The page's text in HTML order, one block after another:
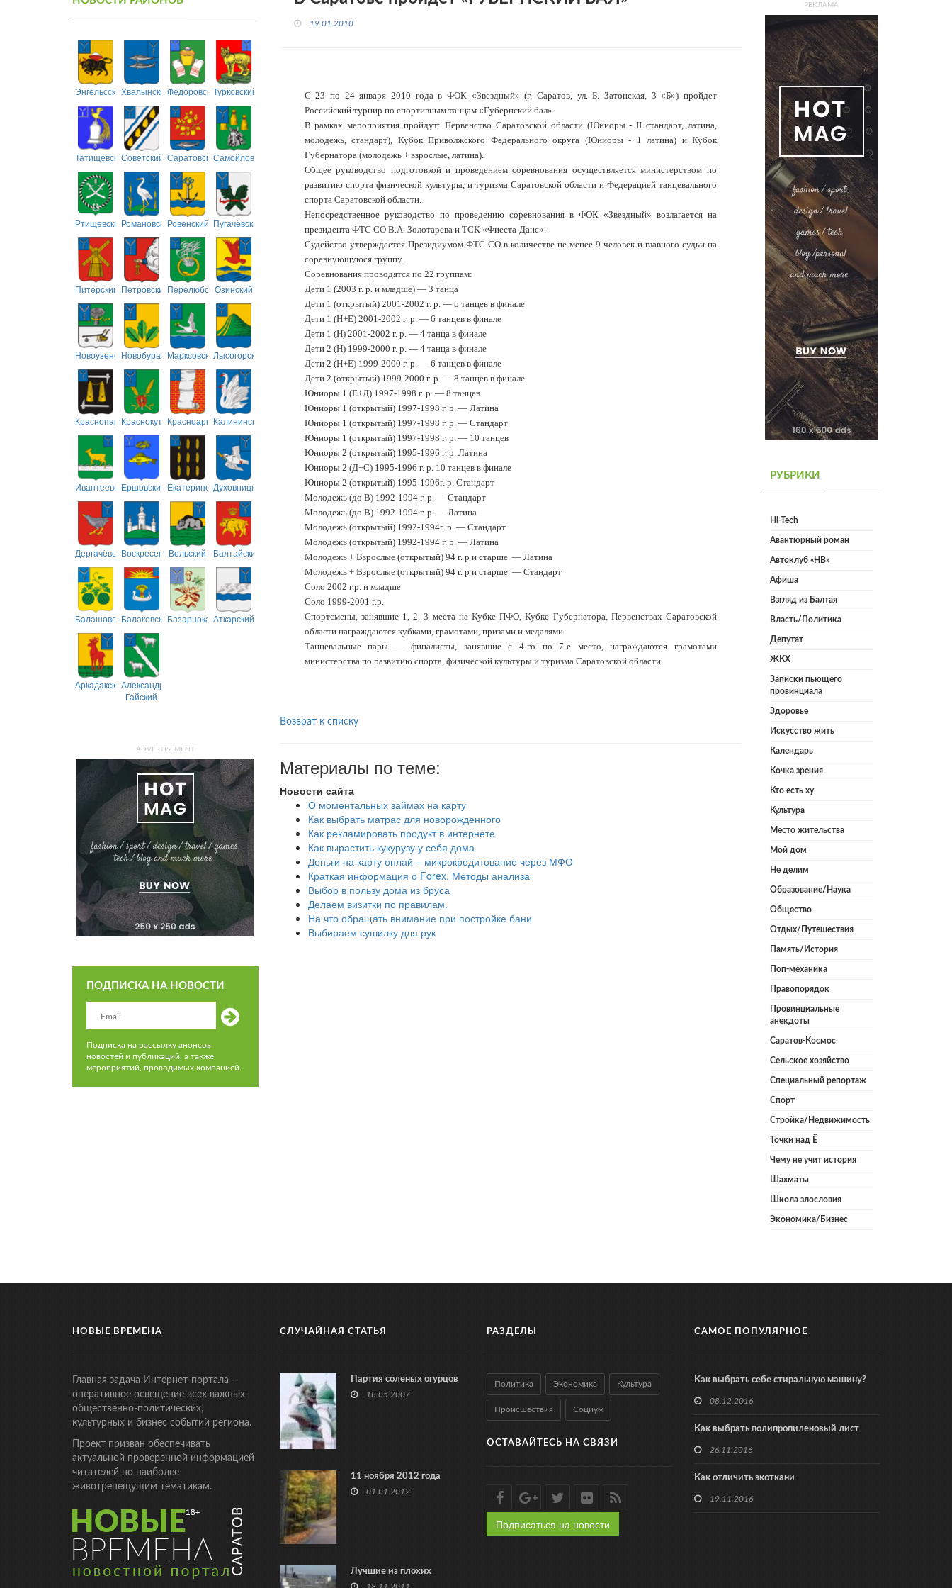
ЭнгельсскийХвалынскийФёдоровскийТурковский
ТатищевскийСоветский СаратовскийСамойловский
РтищевскийРомановскийРовенский Пугачёвский
Питерский ПетровскийПерелюбскийОзинский
НовоузенскийНовобурасскийМарксовскийЛысогорский
Краснопартизанский
КраснокутскийКрасноармейский
Калининский
ИвантеевскийЕршовский ЕкатериновскийДуховницкий
ДергачёвскийВоскресенскийВольский Балтайский
БалашовскийБалаковскийБазарнокарабулакский
Аткарский
АркадакскийАлександрово-
Гайский
ADVERTISEMENT
ПОДПИСКА НА НОВОСТИ
Подписка на рассылку анонсов
новостей и публикаций, а также
мероприятий, проводимых компанией.
19.01.2010
С 23 по 24 января 2010 года в ФОК «Звездный» (г. Саратов, ул. Б. Затонская, 3 «Б») пройдет
Российский турнир по спортивным танцам «Губернский бал».
В рамках мероприятия пройдут: Первенство Саратовской области (Юниоры - II стандарт, латина,
молодежь, стандарт), Кубок Приволжского Федерального округа (Юниоры - 1 латина) и Кубок
Губернатора (молодежь + взрослые, латина).
Общее руководство подготовкой и проведением соревнования осуществляется министерством по
развитию спорта физической культуры, и туризма Саратовской области и Федерацией танцевального
спорта Саратовской области.
Непосредственное руководство по проведению соревнования в ФОК «Звездный» возлагается на
президента ФТС СО В.А. Золотарева и ТСК «Фиеста-Данс».
Судейство утверждается Президиумом ФТС СО в количестве не менее 9 человек и главного судьи на
соревнующуюся группу.
Соревнования проводятся по 22 группам:
Дети 1 (2003 г. р. и младше) — 3 танца
Дети 1 (открытый) 2001-2002 г. р. — 6 танцев в финале
Дети 1 (Н+Е) 2001-2002 г. р. — 6 танцев в финале
Дети 1 (Н) 2001-2002 г. р. — 4 танца в финале
Дети 2 (Н) 1999-2000 г. р. — 4 танца в финале
Дети 2 (Н+Е) 1999-2000 г. р. — 6 танцев в финале
Дети 2 (открытый) 1999-2000 г. р. — 8 танцев в финале
Юниоры 1 (Е+Д) 1997-1998 г. р. — 8 танцев
Юниоры 1 (открытый) 1997-1998 г. р. — Латина
Юниоры 1 (открытый) 1997-1998 г. р. — Стандарт
Юниоры 1 (открытый) 1997-1998 г. р. — 10 танцев
Юниоры 2 (открытый) 1995-1996 г. р. Латина
Юниоры 2 (Д+С) 1995-1996 г. р. 10 танцев в финале
Юниоры 2 (открытый) 1995-1996г. р. Стандарт
Молодежь (до В) 1992-1994 г. р. — Стандарт
Молодежь (до В) 1992-1994 г. р. — Латина
Молодежь (открытый) 1992-1994г. р. — Стандарт
Молодежь (открытый) 1992-1994 г. р. — Латина
Молодежь + Взрослые (открытый) 94 г. р и старше. — Латина
Молодежь + Взрослые (открытый) 94 г. р и старше. — Стандарт
Соло 2002 г.р. и младше
Соло 1999-2001 г.р.
Спортсмены, занявшие 1, 2, 3 места на Кубке ПФО, Кубке Губернатора, Первенствах Саратовской
области награждаются кубками, грамотами, призами и медалями.
Танцевальные пары — финалисты, занявшие с 4-го по 7-е место, награждаются грамотами
министерства по развитию спорта, физической культуры и туризма Саратовской области.
Возврат к списку
Материалы по теме:
Новости сайта
О моментальных займах на карту
Как выбрать матрас для новорожденного
Как рекламировать продукт в интернете
Как вырастить кукурузу у себя дома
Деньги на карту онлай – микрокредитование через МФО
Краткая информация о Forex. Методы анализа
Выбор в пользу дома из бруса
Делаем визитки по правилам.
На что обращать внимание при постройке бани
Выбираем сушилку для рук
РЕКЛАМА
РУБРИКИ
Hi-Tech
Авантюрный роман
Автоклуб «НВ»
Афиша
Взгляд из Балтая
Власть/Политика
Депутат
ЖКХ
Записки пьющего
провинциала
Здоровье
Искусство жить
Календарь
Кочка зрения
Кто есть ху
Культура
Место жительства
Мой дом
Не делим
Образование/Наука
Общество
Отдых/Путешествия
Память/История
Поп-механика
Правопорядок
Провинциальные
анекдоты
Саратов-Космос
Сельское хозяйство
Специальный репортаж
Спорт
Стройка/Недвижимость
Точки над Ё
Чему не учит история
Шахматы
Школа злословия
Экономика/Бизнес
НОВЫЕ ВРЕМЕНА
Главная задача Интернет-портала –
оперативное освещение всех важных
общественно-политических,
культурных и бизнес событий региона.
Проект призван обеспечивать
актуальной проверенной информацией
читателей по наиболее
животрепещущим тематикам.
СЛУЧАЙНАЯ СТАТЬЯ
Партия соленых огурцов
18.05.2007
11 ноября 2012 года
01.01.2012
Лучшие из плохих
РАЗДЕЛЫ
Политика Экономика Культура
Происшествия Социум
ОСТАВАЙТЕСЬ НА СВЯЗИ
Подписаться на новости
САМОЕ ПОПУЛЯРНОЕ
Как выбрать себе стиральную машину?
08.12.2016
Как выбрать полипропиленовый лист
26.11.2016
Как отличить экоткани
19.11.2016